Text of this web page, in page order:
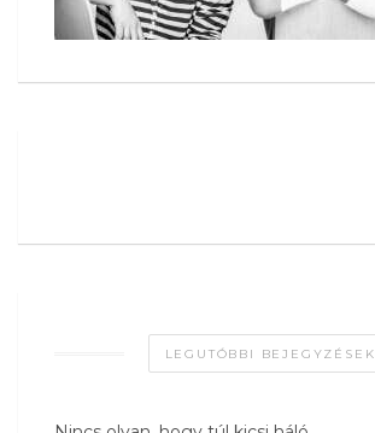
LEGUTÓBBI BEJEGYZÉSEK